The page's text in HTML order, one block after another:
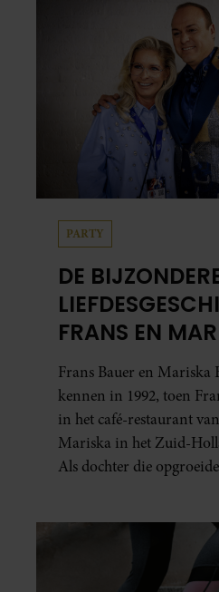
PARTY
DE
FRANS EN
BAUER: OOK IN
ELKAARS
Frans Bauer en Mariska
kennen in 1992, toen
in het café-restaurant
Mariska in het Zuid-
Als dochter die